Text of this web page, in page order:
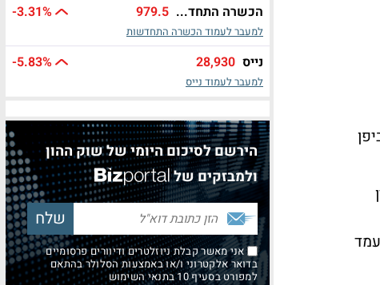
מדד הניקיי ביפן
שעמד
הכשרה התחד... 979.5
-3.31%
למעבר לעמוד הכשרה התחדשות
נייס 28,930
-5.83%
למעבר לעמוד נייס
הירשם לסיכום היומי של שוק ההון
ולמבזקים של
אני מאשר קבלת ניוזלטרים ודיוורים פרסומיים
בדואר אלקטרוני ו/או באמצעות הסלולר בהתאם
למפורט בסעיף 10 בתנאי השימוש